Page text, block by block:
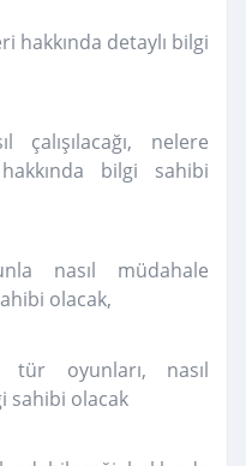
hakkında detaylı bilgi
çalışılacağı, nelere
bilgi sahibi
nasıl müdahale
olacak,
tür oyunları, nasıl
sahibi olacak